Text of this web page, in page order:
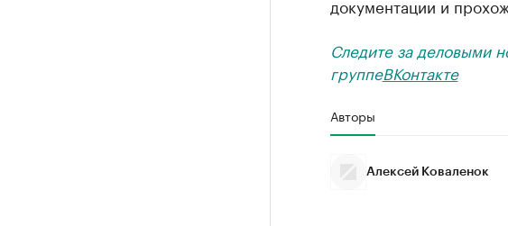
документации и
Следите за деловыми
группеВКонтакте
Авторы
Алексей Коваленок